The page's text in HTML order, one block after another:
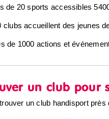
de 20 sports accessibles
clubs accueillent des jeunes
de 1000 actions et
un club pour
un club handisport près